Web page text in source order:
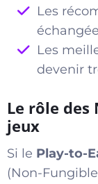
Les
Les
devenir
Le rôle des
jeux
Si le Play-to-
(Non-